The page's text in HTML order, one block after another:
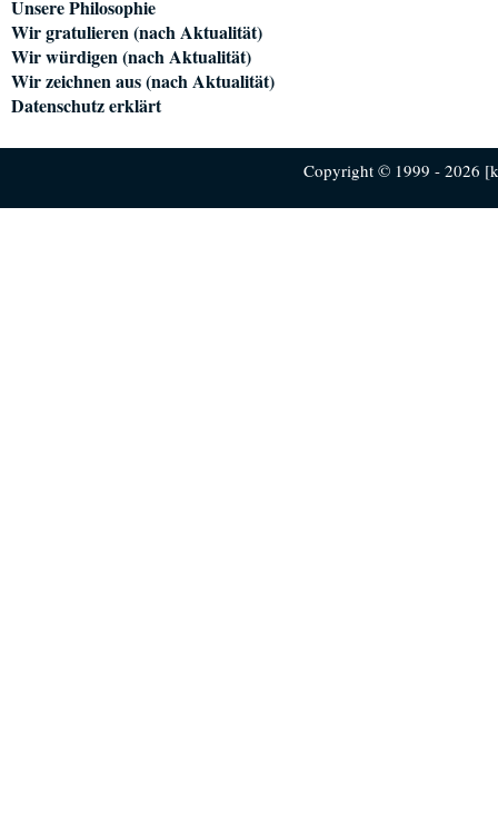
Unsere Philosophie
Wir gratulieren (nach Aktualität)
Wir würdigen (nach Aktualität)
Wir zeichnen aus (nach Aktualität)
Datenschutz erklärt
Copyright © 1999 - 2026